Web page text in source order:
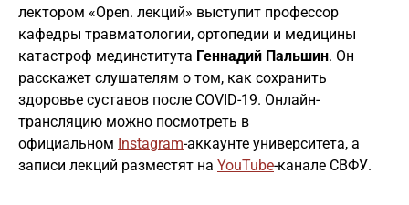
лектором «Оpen. лекций» выступит профессор
кафедры травматологии, ортопедии и медицины
катастроф мединститута Геннадий Пальшин. Он
расскажет слушателям о том, как сохранить
здоровье суставов после COVID-19. Онлайн-
трансляцию можно посмотреть в
официальном Instagram-аккаунте университета, а
записи лекций разместят на YouTube-канале СВФУ.